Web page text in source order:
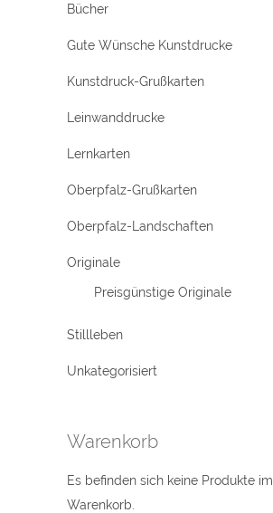
Bücher
Gute Wünsche Kunstdrucke
Kunstdruck-Grußkarten
Leinwanddrucke
Lernkarten
Oberpfalz-Grußkarten
Oberpfalz-Landschaften
Originale
Preisgünstige Originale
Stillleben
Unkategorisiert
Warenkorb
Es befinden sich keine Produkte im
Warenkorb.